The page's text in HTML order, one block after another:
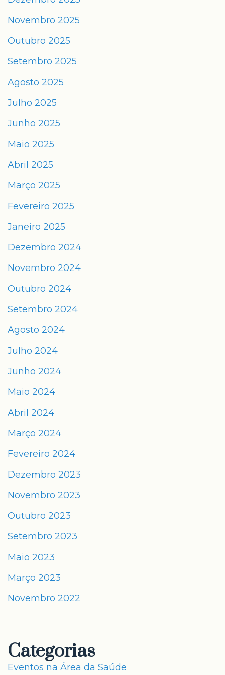
Novembro 2025
Outubro 2025
Setembro 2025
Agosto 2025
Julho 2025
Junho 2025
Maio 2025
Abril 2025
Março 2025
Fevereiro 2025
Janeiro 2025
Dezembro 2024
Novembro 2024
Outubro 2024
Setembro 2024
Agosto 2024
Julho 2024
Junho 2024
Maio 2024
Abril 2024
Março 2024
Fevereiro 2024
Dezembro 2023
Novembro 2023
Outubro 2023
Setembro 2023
Maio 2023
Março 2023
Novembro 2022
Categorias
Eventos na Área da Saúde